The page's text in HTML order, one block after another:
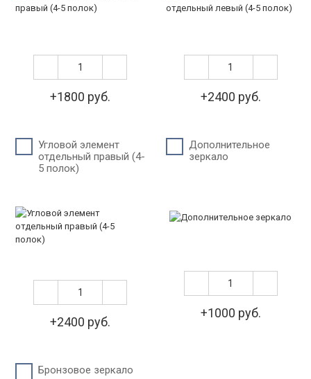
+1800 руб. +2400 руб.
Угловой элемент
отдельный правый (4-
5 полок)
+2400 руб.
Дополнительное
зеркало
+1000 руб.
Бронзовое зеркало